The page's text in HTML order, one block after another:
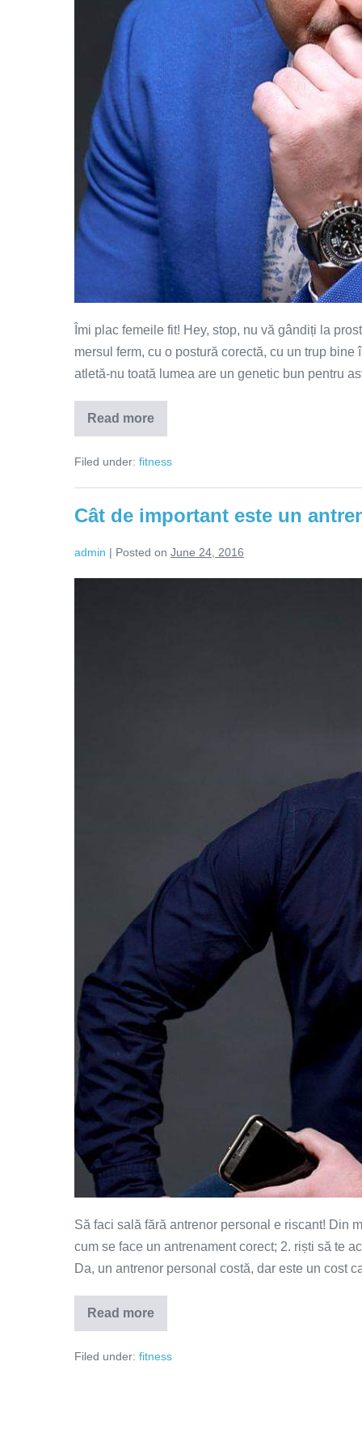
Îmi plac femeile fit! Hey, stop, nu vă gândiți la
mersul ferm, cu o postură corectă, cu un trup
atletă-nu toată lumea are un genetic bun pentru
Read more
Ce
greșeli
fetele
sală?
Filed under: fitness
Cât de important este un
admin | Posted on June 24, 2016
Să faci sală fără antrenor personal e riscant! Din
cum se face un antrenament corect; 2. riști să te
Da, un antrenor personal costă, dar este un cost
Read more
Cât
de
este
Filed under: fitness